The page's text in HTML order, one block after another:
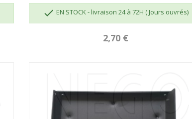
 EN STOCK - livraison 24 à 72H ( Jours ouvrés)
2,70 €